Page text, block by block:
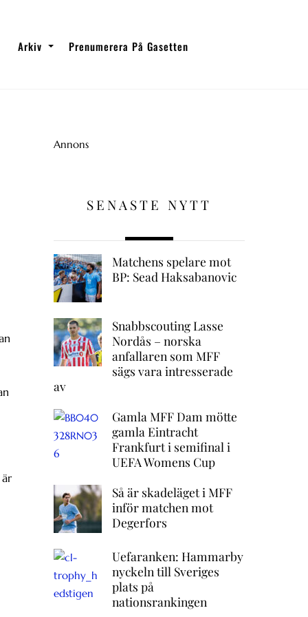
Arkiv Prenumerera På Gasetten
Annons
SENASTE NYTT
Matchens spelare mot
BP: Sead Haksabanovic
Snabbscouting Lasse
Nordås – norska
anfallaren som MFF
sägs vara intresserade
av
Gamla MFF Dam mötte
gamla Eintracht
Frankfurt i semifinal i
UEFA Womens Cup
Så är skadeläget i MFF
inför matchen mot
Degerfors
Uefaranken: Hammarby
nyckeln till Sveriges
plats på
nationsrankingen